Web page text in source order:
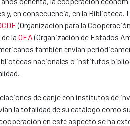
y, en consecuencia, en la
(Organización para la
la OEA(Organización de Estados
también envían
nacionales o institutos
de canje con institutos de
la totalidad de su catálogo como
en este aspecto se ha